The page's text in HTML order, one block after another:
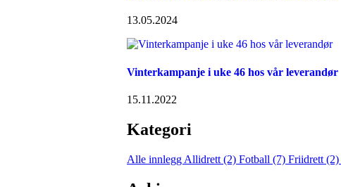
13.05.2024
Vinterkampanje i uke 46 hos vår leverandør
15.11.2022
Kategori
Alle innlegg Allidrett (2) Fotball (7) Friidrett (2)